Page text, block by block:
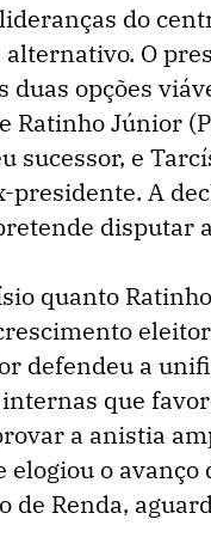
do
O
duas opções
Ratinho Júnior
sucessor, e
presidente. A
disputar a
quanto
defendeu a
que
a anistia
elogiou o avanço
de Renda,